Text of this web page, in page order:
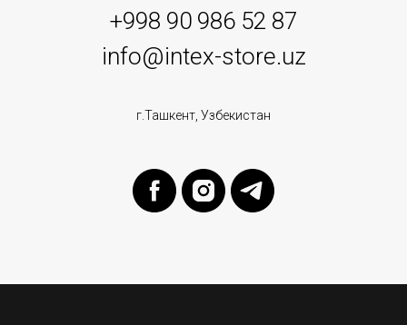
+998 90 986 52 87
info@intex-store.uz
г.Ташкент, Узбекистан